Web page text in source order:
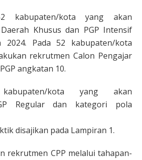
kabupaten/kota yang akan
Khusus dan PGP Intensif
2024. Pada 52 kabupaten/kota
rekrutmen Calon Pengajar
angkatan 10.
kota yang akan
Regular dan kategori pola
disajikan pada Lampiran 1.
rekrutmen CPP melalui tahapan-